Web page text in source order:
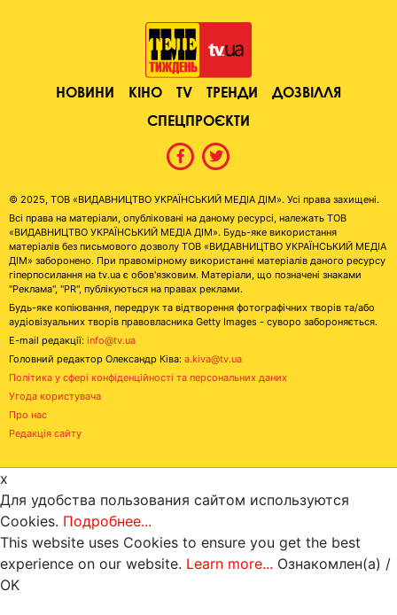
НОВИНИ КІНО TV ТРЕНДИ
ДОЗВІЛЛЯ
СПЕЦПРОЄКТИ
© 2025, ТОВ «ВИДАВНИЦТВО УКРАЇНСЬКИЙ МЕДІА ДІМ». Усі права захищені.
Всі права на матеріали, опубліковані на даному ресурсі, належать ТОВ
«ВИДАВНИЦТВО УКРАЇНСЬКИЙ МЕДІА ДІМ». Будь-яке використання
матеріалів без письмового дозволу ТОВ «ВИДАВНИЦТВО УКРАЇНСЬКИЙ МЕДІА
ДІМ» заборонено. При правомірному використанні матеріалів даного ресурсу
гіперпосилання на tv.ua є обов'язковим. Матеріали, що позначені знаками
"Реклама", "PR", публікуються на правах реклами.
Будь-яке копіювання, передрук та відтворення фотографічних творів та/або
аудіовізуальних творів правовласника Getty Images - суворо забороняється.
E-mail редакції: info@tv.ua
Головний редактор Олександр Ківа: a.kiva@tv.ua
Політика у сфері конфіденційності та персональних даних
Угода користувача
Про нас
Редакція сайту
x
Для удобства пользования сайтом используются
Cookies. Подробнее...
This website uses Cookies to ensure you get the best
experience on our website. Learn more... Ознакомлен(а) /
OK